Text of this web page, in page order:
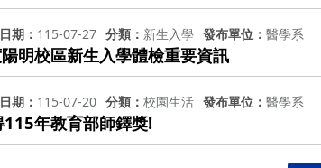
期 115-07-27 分類 新生入學 發布單位 醫學系
明校區新生入學體檢重要資訊
期 115-07-20 分類 校園生活 發布單位 醫學系
年教育部師鐸獎!